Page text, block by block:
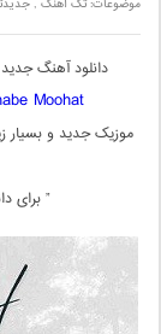
موضوعات:تک آهنگ ,
دانلود آهنگ جدید
Moohat
موزیک جدید و بسیار
” برای